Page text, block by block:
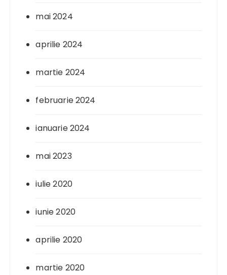
mai 2024
aprilie 2024
martie 2024
februarie 2024
ianuarie 2024
mai 2023
iulie 2020
iunie 2020
aprilie 2020
martie 2020